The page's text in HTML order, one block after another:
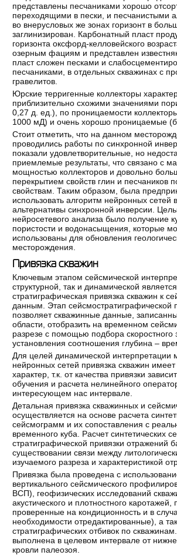
представлены песчаниками хорошо
переходящими в пески, и песчанистыми
во внерусловых же зонах горизонт в
заглинизирован. Карбонатный пласт
горизонта оксфорд-келловейского
озерным фациям и представлен
пласт сложен песками и
песчаниками, в отдельных скважинах с
гравелитов.
Юрские терригенные коллекторы
приблизительно схожими значениями
0,27 д. ед.), по проницаемости
1000 мД) и очень хорошо проницаемые
Стоит отметить, что на данном
проводились работы по синхронной
показали удовлетворительные, но
приемлемые результаты, что связано с
мощностью коллекторов и довольно
перекрытием свойств глин и песчаников
свойствам. Таким образом, была
использовать алгоритм нейронных сетей
альтернативы синхронной инверсии.
нейросетевого анализа было получение
пористости и водонасыщения, которые
использованы для обновления
месторождения.
Привязка скважин
Ключевым этапом сейсмической
структурной, так и динамической является
стратиграфическая привязка скважин к
данным. Этап сейсмостратиграфической
позволяет скважинные данные,
области, отобразить на временном
разрезе с помощью подбора скоростного
установления соотношения глубина –
Для целей динамической интерпретации
нейронных сетей привязка скважин
характер, т.к. от качества привязки
обучения и расчета нелинейного
интересующем нас интервале.
Детальная привязка скважинных и
осуществляется на основе расчета
сейсмограмм и их сопоставления с
временного куба. Расчет синтетических
стратиграфической привязки отражений
существовании связи между
изучаемого разреза и характеристикой
Привязка была проведена с
вертикального сейсмического
ВСП), геофизических исследований
акустического и плотностного каротажей,
проверенные на кондиционность и в
необходимости отредактированные), а
стратиграфических отбивок по
выполнена в целевом интервале от
кровли палеозоя.